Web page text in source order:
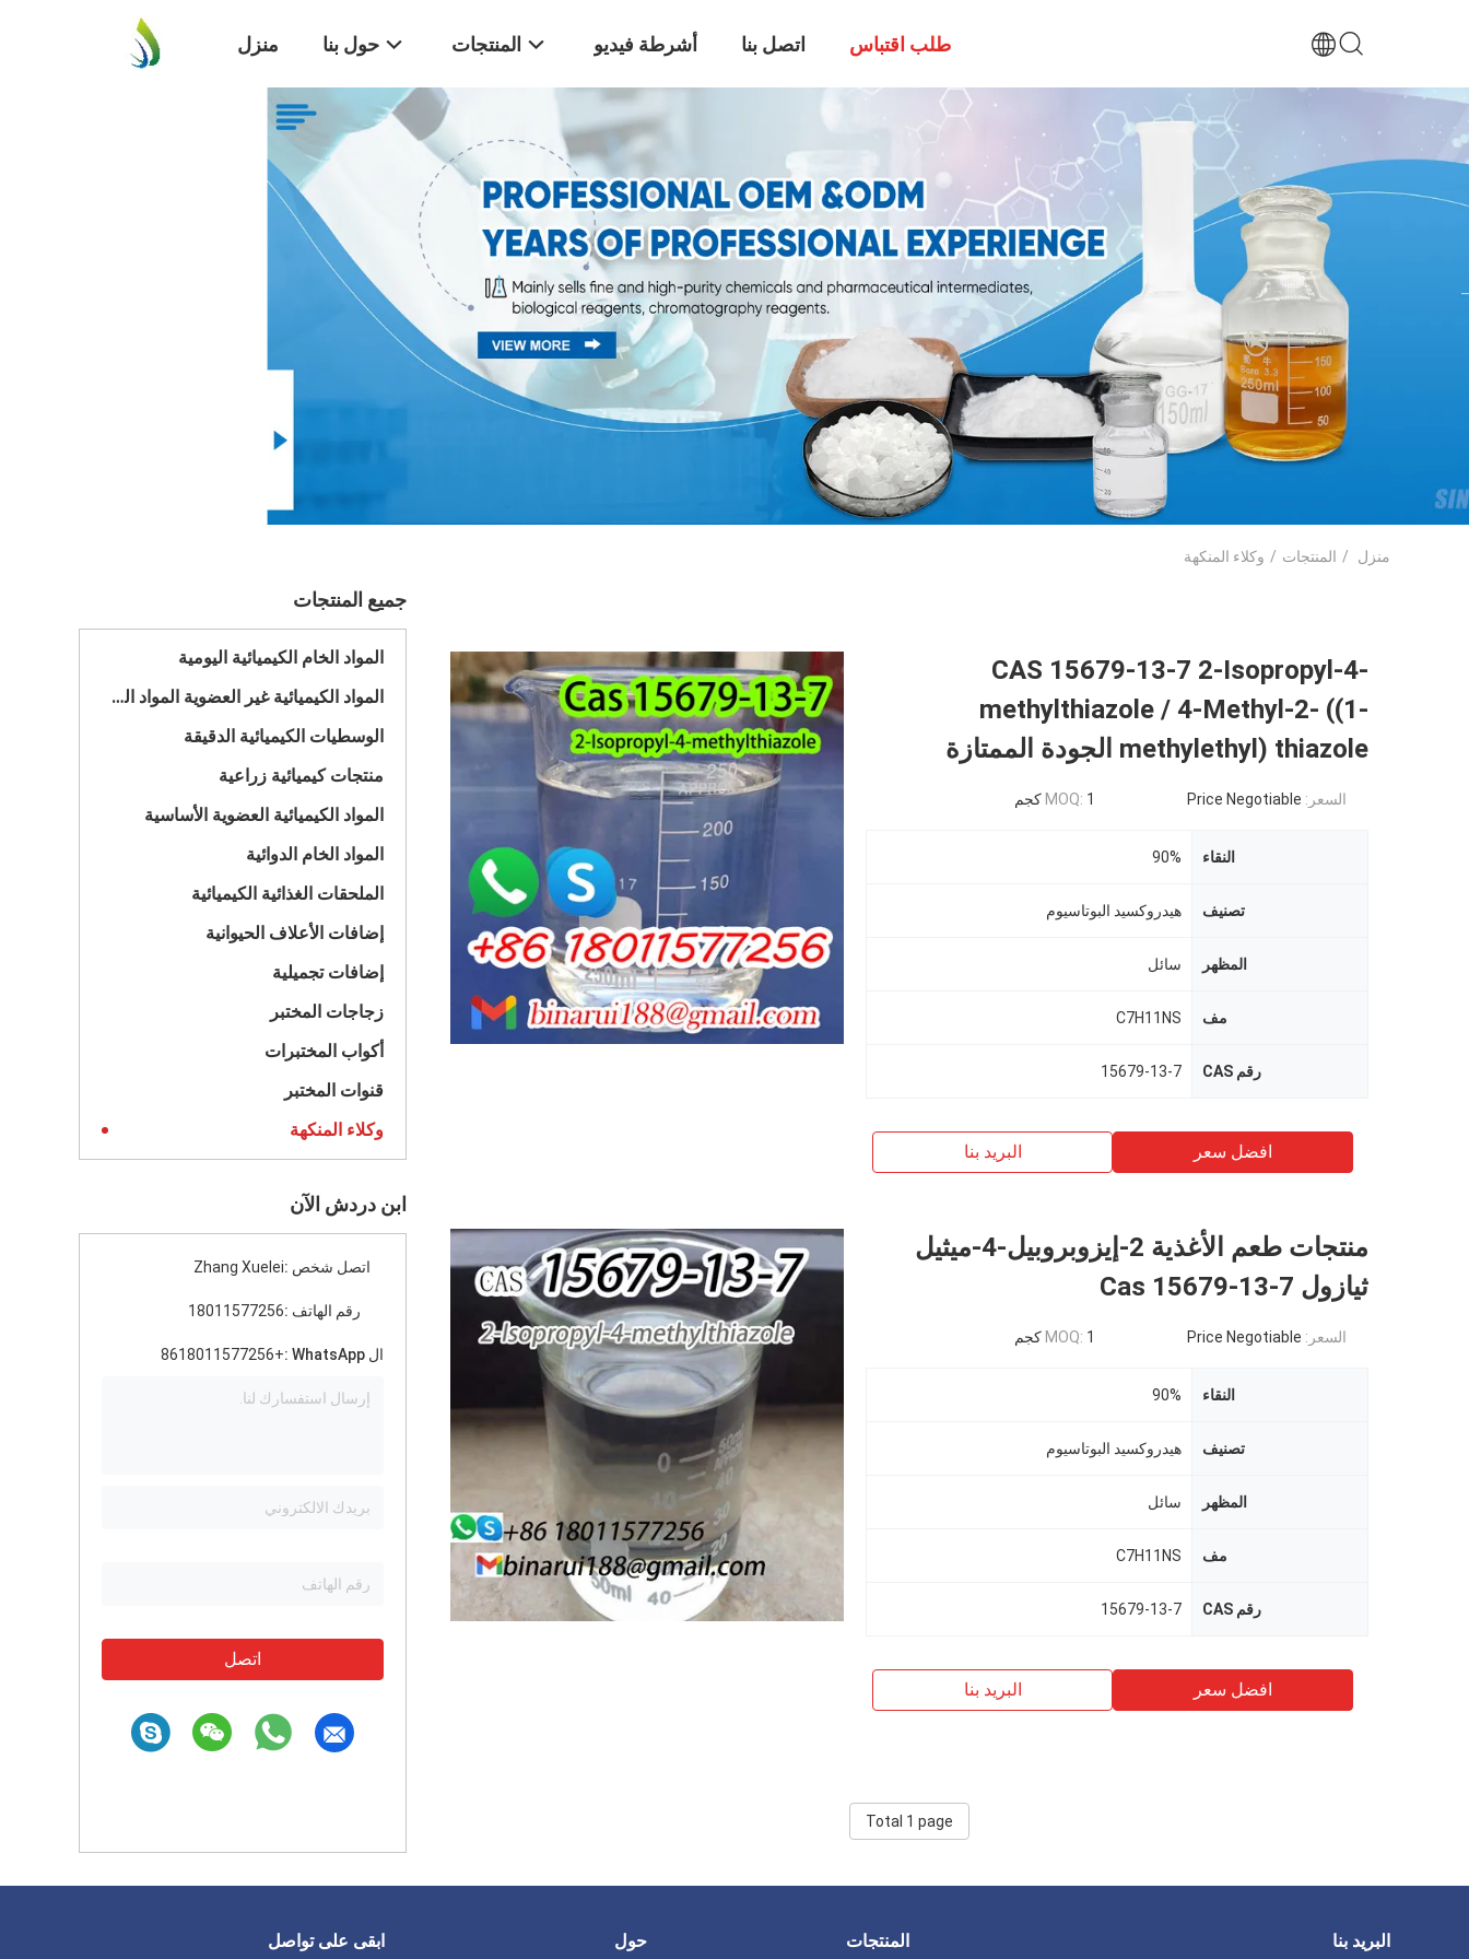
منزل حول بنا المنتجات أشرطة فيديو اتصل بنا طلب اقتباس
منزل / المنتجات / وكلاء المنكهة
جميع المنتجات
المواد الخام الكيميائية اليومية
المواد الكيميائية غير العضوية المواد الخام
الوسطيات الكيميائية الدقيقة
منتجات كيميائية زراعية
المواد الكيميائية العضوية الأساسية
المواد الخام الدوائية
الملحقات الغذائية الكيميائية
إضافات الأعلاف الحيوانية
إضافات تجميلية
زجاجات المختبر
أكواب المختبرات
قنوات المختبر
وكلاء المنكهة
ابن دردش الآن
اتصل شخص :Zhang Xuelei
رقم الهاتف :18011577256
ال WhatsApp : +8618011577256
اتصل
CAS 15679-13-7 2-Isopropyl-4-
methylthiazole / 4-Methyl-2- ((1-
methylethyl) thiazole الجودة الممتازة
السعر: Price Negotiable
MOQ: 1 كجم
النقاء 90%
تصنيف هيدروكسيد البوتاسيوم
المظهر سائل
مف C7H11NS
رقم CAS 15679-13-7
افضل سعر البريد بنا
منتجات طعم الأغذية 2-إيزوبروبيل-4-ميثيل
ثيازول Cas 15679-13-7
السعر: Price Negotiable
MOQ: 1 كجم
النقاء 90%
تصنيف هيدروكسيد البوتاسيوم
المظهر سائل
مف C7H11NS
رقم CAS 15679-13-7
افضل سعر البريد بنا
Total 1 page
ابقى على تواصل حول المنتجات البريد بنا